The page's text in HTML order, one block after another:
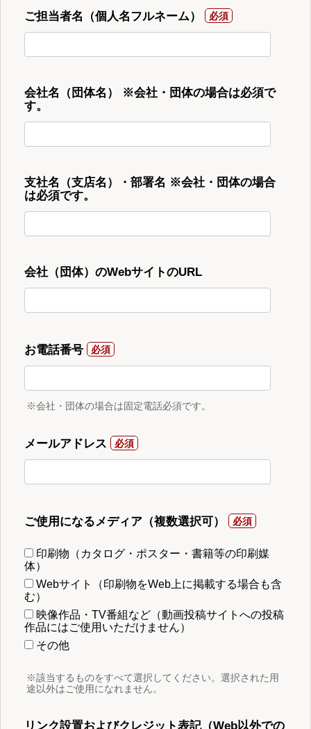
ご担当者名（個人名フルネーム）
会社名（団体名） ※会社・団体の場合は必須で
す。
支社名（支店名）・部署名 ※会社・団体の場合
は必須です。
会社（団体）のWebサイトのURL
お電話番号
※会社・団体の場合は固定電話必須です。
メールアドレス
ご使用になるメディア（複数選択可）
印刷物（カタログ・ポスター・書籍等の印刷媒
体）
Webサイト（印刷物をWeb上に掲載する場合も含
む）
映像作品・TV番組など（動画投稿サイトへの投稿
作品にはご使用いただけません）
その他
※該当するものをすべて選択してください。選択された用
途以外はご使用になれません。
リンク設置およびクレジット表記（Web以外での